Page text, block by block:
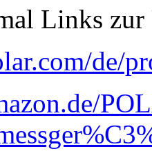
Links
de/